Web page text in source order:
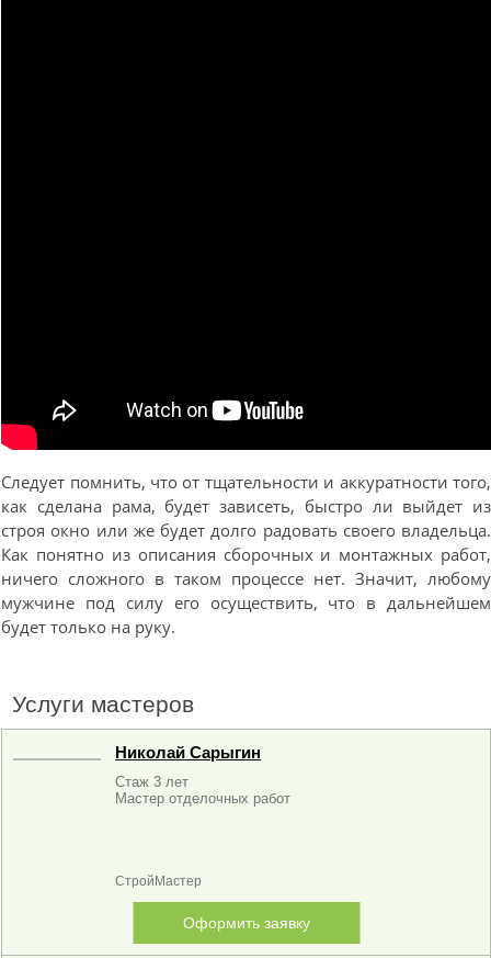
Следует помнить, что от тщательности и аккуратности того,
как сделана рама, будет зависеть, быстро ли выйдет из
строя окно или же будет долго радовать своего владельца.
Как понятно из описания сборочных и монтажных работ,
ничего сложного в таком процессе нет. Значит, любому
мужчине под силу его осуществить, что в дальнейшем
будет только на руку.
Услуги мастеров
Николай Сарыгин
Стаж 3 лет
Мастер отделочных работ
СтройМастер
Оформить заявку